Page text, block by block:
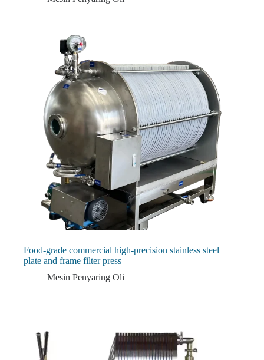
Food-grade commercial high-precision stainless steel
plate and frame filter press
Mesin Penyaring Oli